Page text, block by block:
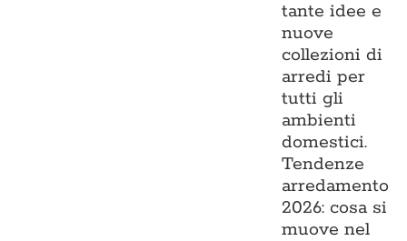
tante idee e
nuove
collezioni di
arredi per
tutti gli
ambienti
domestici.
Tendenze
arredamento
2026: cosa si
muove nel